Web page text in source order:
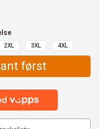
2XL 3XL 4XL
først